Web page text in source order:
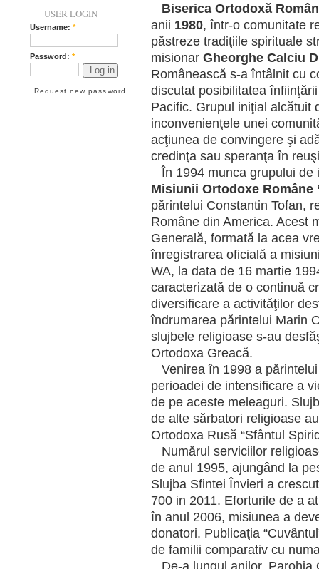
USER LOGIN
Username: *
Password: *
Request new password
Biserica Ortodoxă
anii 1980, într-o comunitate
păstreze tradiţiile spirituale
misionar Gheorghe Calciu
Românească s-a întâlnit cu
discutat posibilitatea
Pacific. Grupul iniţial alcătuit
inconvenienţele unei
acţiunea de convingere şi
credinţa sau speranţa în
În 1994 munca grupului de
Misiunii Ortodoxe Române
părintelui Constantin Tofan,
Române din America. Acest
Generală, formată la acea
înregistrarea oficială a
WA, la data de 16 martie
caracterizată de o continuă
diversificare a activităţilor
îndrumarea părintelui Marin
slujbele religioase s-au
Ortodoxa Greacă.
Venirea în 1998 a
perioadei de intensificare a
de pe aceste meleaguri.
de alte sărbatori religioase
Ortodoxa Rusă “Sfântul
Numărul serviciilor
de anul 1995, ajungând la
Slujba Sfintei Învieri a
700 in 2011. Eforturile de a
în anul 2006, misiunea a
donatori. Publicaţia
de familii comparativ cu
De-a lungul anilor, Parohia